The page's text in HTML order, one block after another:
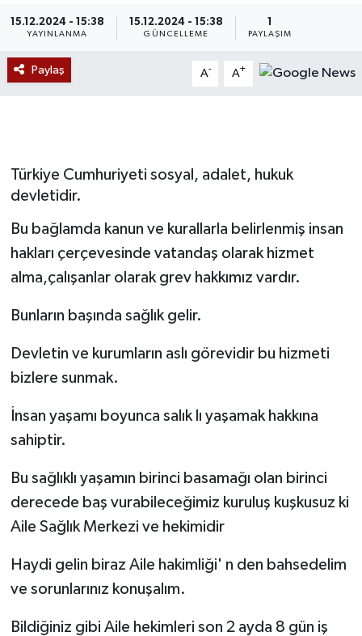
15.12.2024 - 15:38
YAYINLANMA
15.12.2024 - 15:38
GÜNCELLEME
1
PAYLAŞIM
Paylaş A- A+
Türkiye Cumhuriyeti sosyal, adalet, hukuk
devletidir.
Bu bağlamda kanun ve kurallarla belirlenmiş insan
hakları çerçevesinde vatandaş olarak hizmet
alma,çalışanlar olarak grev hakkımız vardır.
Bunların başında sağlık gelir.
Devletin ve kurumların aslı görevidir bu hizmeti
bizlere sunmak.
İnsan yaşamı boyunca salık lı yaşamak hakkına
sahiptir.
Bu sağlıklı yaşamın birinci basamağı olan birinci
derecede baş vurabileceğimiz kuruluş kuşkusuz ki
Aile Sağlık Merkezi ve hekimidir
Haydi gelin biraz Aile hakimliği' n den bahsedelim
ve sorunlarınız konuşalım.
Bildiğiniz gibi Aile hekimleri son 2 ayda 8 gün iş
Devrek
Bolu
DUNYA
Düzce
Eğitim
Ekonomi
Genel
GÜNDEM
İş ilanı
Kilimli
Kültür - Sanat